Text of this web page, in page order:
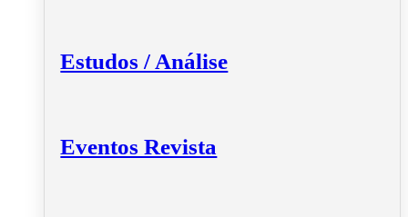
Estudos / Análise
Eventos Revista